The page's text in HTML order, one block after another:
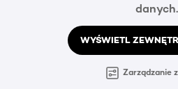
danych.
WYŚWIETL
Zarządzanie